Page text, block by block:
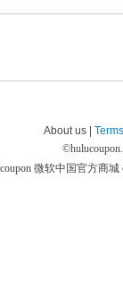
About us |
©
微软中国官方商城